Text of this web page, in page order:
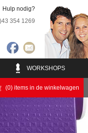
Hulp nodig?
354 1269
WORKSHOPS
(0) items in de winkelwagen